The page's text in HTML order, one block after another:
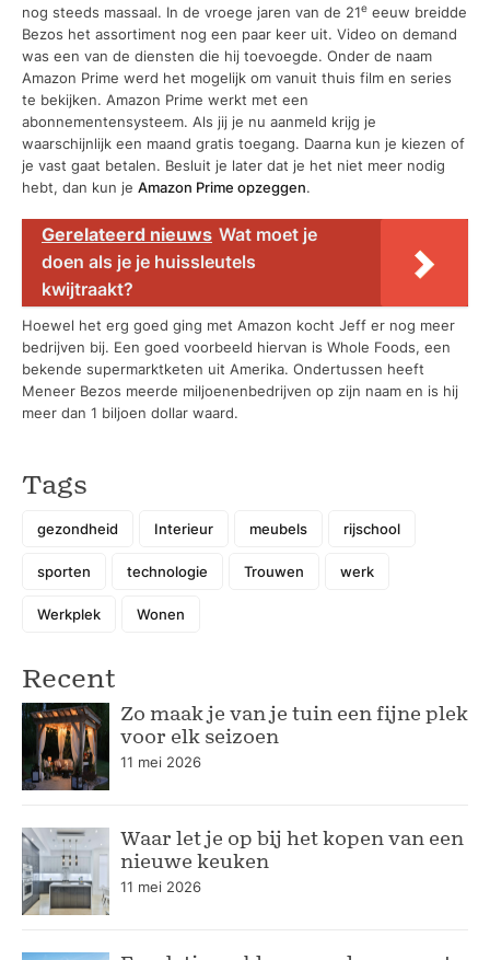
nog steeds massaal. In de vroege jaren van de 21e eeuw breidde
Bezos het assortiment nog een paar keer uit. Video on demand
was een van de diensten die hij toevoegde. Onder de naam
Amazon Prime werd het mogelijk om vanuit thuis film en series
te bekijken. Amazon Prime werkt met een
abonnementensysteem. Als jij je nu aanmeld krijg je
waarschijnlijk een maand gratis toegang. Daarna kun je kiezen of
je vast gaat betalen. Besluit je later dat je het niet meer nodig
hebt, dan kun je Amazon Prime opzeggen.
Gerelateerd nieuws Wat moet je
doen als je je huissleutels
kwijtraakt?
Hoewel het erg goed ging met Amazon kocht Jeff er nog meer
bedrijven bij. Een goed voorbeeld hiervan is Whole Foods, een
bekende supermarktketen uit Amerika. Ondertussen heeft
Meneer Bezos meerde miljoenenbedrijven op zijn naam en is hij
meer dan 1 biljoen dollar waard.
Tags
gezondheid Interieur meubels rijschool
sporten technologie Trouwen werk
Werkplek Wonen
Recent
Zo maak je van je tuin een fijne plek
voor elk seizoen
11 mei 2026
Waar let je op bij het kopen van een
nieuwe keuken
11 mei 2026